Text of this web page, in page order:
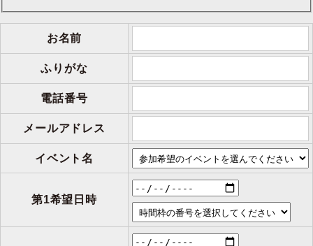
お名前
ふりがな
電話番号
メールアドレス
イベント名
第1希望日時